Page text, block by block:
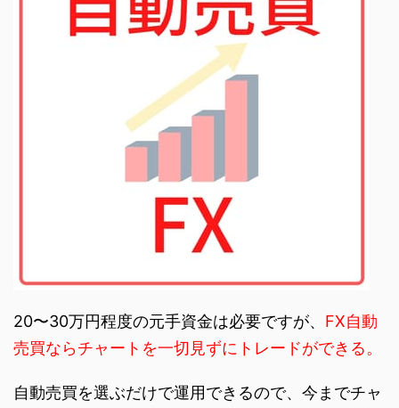
20〜30万円程度の元手資金は必要ですが、 FX自動
売買ならチャートを一切見ずにトレードができる。
自動売買を選ぶだけで運用できるので、今までチャ